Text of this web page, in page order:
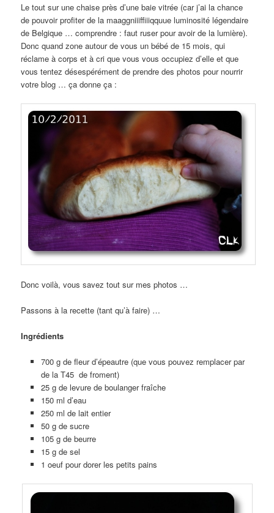
Le tout sur une chaise près d’une baie vitrée (car j’ai la chance
de pouvoir profiter de la maaggniiiffiiiqquue luminosité légendaire
de Belgique … comprendre : faut ruser pour avoir de la lumière).
Donc quand zone autour de vous un bébé de 15 mois, qui
réclame à corps et à cri que vous vous occupiez d’elle et que
vous tentez désespérément de prendre des photos pour nourrir
votre blog … ça donne ça :
Donc voilà, vous savez tout sur mes photos …
Passons à la recette (tant qu’à faire) …
Ingrédients
700 g de fleur d’épeautre (que vous pouvez remplacer par
de la T45 de froment)
25 g de levure de boulanger fraîche
150 ml d’eau
250 ml de lait entier
50 g de sucre
105 g de beurre
15 g de sel
1 oeuf pour dorer les petits pains